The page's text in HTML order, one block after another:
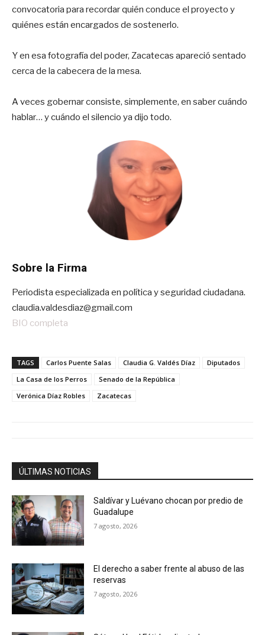
convocatoria para recordar quién conduce el proyecto y
quiénes están encargados de sostenerlo.
Y en esa fotografía del poder, Zacatecas apareció sentado
cerca de la cabecera de la mesa.
A veces gobernar consiste, simplemente, en saber cuándo
hablar… y cuándo el silencio ya dijo todo.
Sobre la Firma
Periodista especializada en política y seguridad ciudadana.
claudia.valdesdiaz@gmail.com
BIO completa
TAGS Carlos Puente Salas Claudia G. Valdés Díaz
Diputados
La Casa de los Perros
Senado de la República
Verónica Díaz Robles
Zacatecas
ÚLTIMAS NOTICIAS
Saldívar y Luévano chocan por predio de
Guadalupe
7 agosto, 2026
El derecho a saber frente al abuso de las
reservas
7 agosto, 2026